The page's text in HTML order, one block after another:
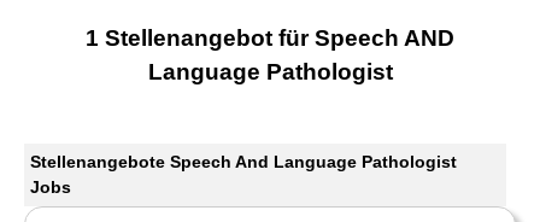
1 Stellenangebot für Speech AND
Language Pathologist
Stellenangebote Speech And Language Pathologist
Jobs